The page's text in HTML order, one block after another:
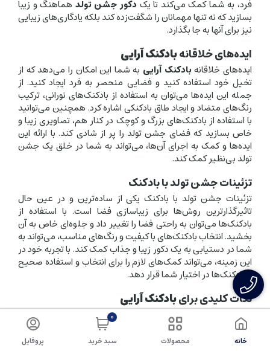
فرد، به شما کمک می‌کند تا یک دکور جشن تولد هماهنگ و زیبا
بسازید که نه تنها مهمانان را شگفت‌زده کند بلکه یادگاری‌های زیبایی
نیز برای آنها به جا بگذارد.
ایده‌های خلاقانهبادکنک آرایی
ایده‌های خلاقانه بادکنک آرایی به شما این امکان را می‌دهد که از
تخیل خود استفاده کنید و فضایی منحصر به فرد ایجاد کنید. از
جمله این ایده‌ها می‌توان به استفاده از بادکنک‌های نورانی، ترکیب
رنگ‌های متضاد و ایجاد طاق بادکنکی اشاره کرد. همچنین می‌توانید
با استفاده از بادکنک‌های بزرگ و کوچک در کنار هم، تصاویری زیبا و
خاص بسازید که فضای جشن تولد را پر از شادی کند. با ارائه این
ایده‌ها و کمک به اجرای آن‌ها، می‌تواند به شما در خلق یک جشن
تولد بی‌نظیر کمک کند.
تزئینات جشن تولد با بادکنک
تزئینات جشن تولد با بادکنک یکی از ساده‌ترین و در عین حال
تاثیرگذارترین روش‌ها برای زیباسازی فضا است. با استفاده از
بادکنک‌ها می‌توان به راحتی فضا را تغییر داد و جلوه‌ای خاص به آن
بخشید. انتخاب بادکنک‌های با کیفیت و رنگ‌های مناسب، می‌تواند به
شما در دستیابی به یک دکور زیبا و جذاب کمک کند. با تجربه خود در
این زمینه، می‌تواند کمک‌های لازم را برای انتخاب و استفاده صحیح
از بادکنک‌ها در اختیار شما قرار دهد.
نکات کلیدی برایبادکنک آرایی
برای داشتن یک بادکنک آرایی
موفق، رعایت چند نکته کلیدی
ضروری است. ابتدا باید مطمئن شوید که بادکنک‌ها از جنس و
کیفیت مناسبی برخوردارند. همچنین، انتخاب رنگ‌های متناسب با
خانه محصولات
0
سبد خرید پروفایل